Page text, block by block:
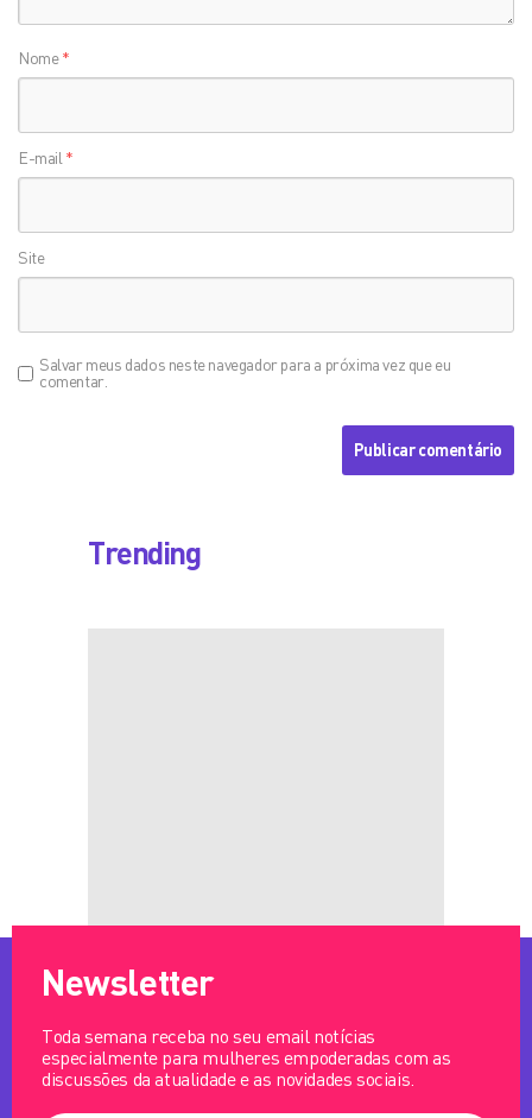
Nome*
E-mail *
Site
Salvar meus dados neste navegador para a próxima vez que eu
comentar.
Trending
Newsletter
Toda semana receba no seu email notícias
especialmente para mulheres empoderadas com as
discussões da atualidade e as novidades sociais.